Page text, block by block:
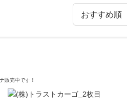
販売中です！